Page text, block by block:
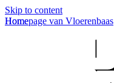
Skip to content
Homepage van Vloerenbaas
Home